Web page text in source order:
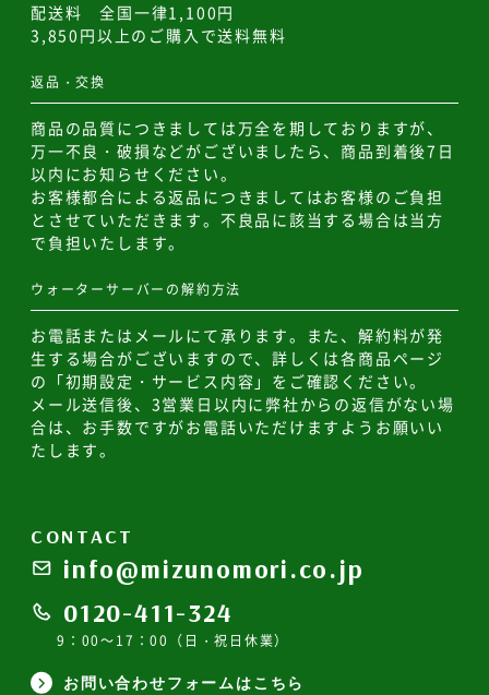
配送料 全国一律1,100円
3,850円以上のご購入で送料無料
返品・交換
商品の品質につきましては万全を期しておりますが、
万一不良・破損などがございましたら、商品到着後7日
以内にお知らせください。
お客様都合による返品につきましてはお客様のご負担
とさせていただきます。不良品に該当する場合は当方
で負担いたします。
ウォーターサーバーの解約方法
お電話またはメールにて承ります。また、解約料が発
生する場合がございますので、詳しくは各商品ページ
の「初期設定・サービス内容」をご確認ください。
メール送信後、3営業日以内に弊社からの返信がない場
合は、お手数ですがお電話いただけますようお願いい
たします。
CONTACT
info@mizunomori.co.jp
0120-411-324
9：00～17：00（日・祝日休業）
お問い合わせフォームはこちら